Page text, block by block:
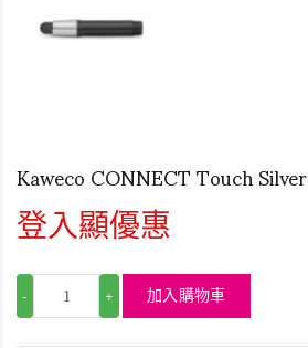
Kaweco CONNECT Touch Silver
登入顯優惠
- + 加入購物車